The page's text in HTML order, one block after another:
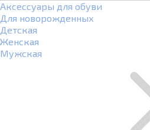
Аксессуары для обуви
Для новорожденных
Детская
Женская
Мужская